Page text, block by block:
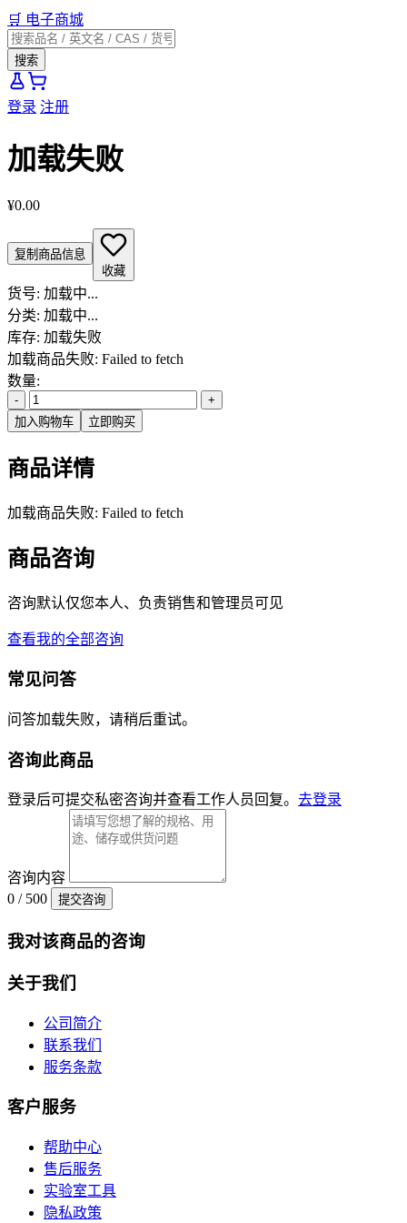
🛒 电子商城
搜索
登录 注册
加载失败
¥0.00
复制商品信息
收藏
货号: 加载中...
分类: 加载中...
库存: 加载失败
加载商品失败: Failed to fetch
数量:
-
+
加入购物车
立即购买
商品详情
加载商品失败: Failed to fetch
商品咨询
咨询默认仅您本人、负责销售和管理员可见
查看我的全部咨询
常见问答
问答加载失败，请稍后重试。
咨询此商品
登录后可提交私密咨询并查看工作人员回复。 去登录
咨询内容
0 / 500
提交咨询
我对该商品的咨询
关于我们
公司简介
联系我们
服务条款
客户服务
帮助中心
售后服务
实验室工具
隐私政策